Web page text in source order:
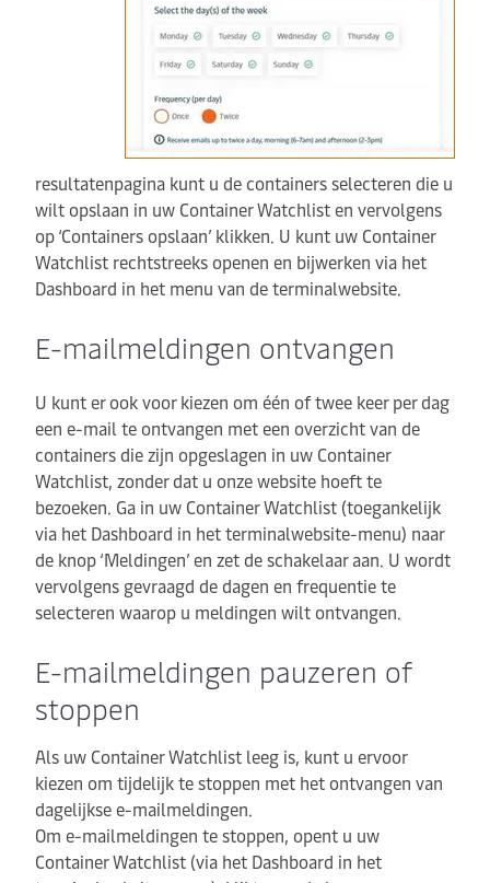
resultatenpagina kunt u de containers selecteren die u
wilt opslaan in uw Container Watchlist en vervolgens
op ‘Containers opslaan’ klikken. U kunt uw Container
Watchlist rechtstreeks openen en bijwerken via het
Dashboard in het menu van de terminalwebsite.
E-mailmeldingen ontvangen
U kunt er ook voor kiezen om één of twee keer per dag
een e-mail te ontvangen met een overzicht van de
containers die zijn opgeslagen in uw Container
Watchlist, zonder dat u onze website hoeft te
bezoeken. Ga in uw Container Watchlist (toegankelijk
via het Dashboard in het terminalwebsite-menu) naar
de knop ‘Meldingen’ en zet de schakelaar aan. U wordt
vervolgens gevraagd de dagen en frequentie te
selecteren waarop u meldingen wilt ontvangen.
E-mailmeldingen pauzeren of
stoppen
Als uw Container Watchlist leeg is, kunt u ervoor
kiezen om tijdelijk te stoppen met het ontvangen van
dagelijkse e-mailmeldingen.
Om e-mailmeldingen te stoppen, opent u uw
Container Watchlist (via het Dashboard in het